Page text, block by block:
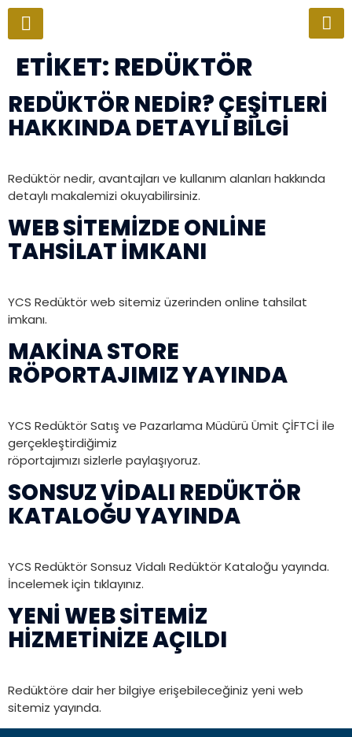
ETIKET: REDÜKTÖR
REDÜKTÖR NEDIR? ÇEŞITLERI
HAKKINDA DETAYLI BILGI
Redüktör nedir, avantajları ve kullanım alanları hakkında
detaylı makalemizi okuyabilirsiniz.
WEB SITEMIZDE ONLINE
TAHSILAT İMKANI
YCS Redüktör web sitemiz üzerinden online tahsilat
imkanı.
MAKINA STORE
RÖPORTAJIMIZ YAYINDA
YCS Redüktör Satış ve Pazarlama Müdürü Ümit ÇİFTCİ ile
gerçekleştirdiğimiz
röportajımızı sizlerle paylaşıyoruz.
SONSUZ VIDALI REDÜKTÖR
KATALOĞU YAYINDA
YCS Redüktör Sonsuz Vidalı Redüktör Kataloğu yayında.
İncelemek için tıklayınız.
YENI WEB SITEMIZ
HIZMETINIZE AÇILDI
Redüktöre dair her bilgiye erişebileceğiniz yeni web
sitemiz yayında.